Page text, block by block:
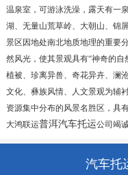
温泉室，可游泳洗澡，露天有一
湖、无量山荒草岭、大朝山、锦
景区因地处南北地质地理的重要
然风光，使其景观具有“神奇的
植被、珍离异兽、奇花异卉、澜
文化、彝族风情、人文景观为辅
资源集中分布的风景名胜区，具
大鸿联运普洱汽车托运公司竭
轿车
汽车托